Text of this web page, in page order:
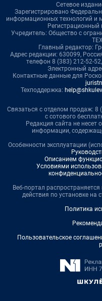
Сетевое
Зарегистрировано
информационных технологий и
Учредитель: Общество с
Главный редактор:
Адрес редакции: 630099,
телефон 8 (383) 212-52-
Электронный
Контактные данные для
Техподдержка:
Связаться с отделом продаж: 8
с сотового
Редакция сайта не несет
информации,
Особенности эксплуатации
Описанием
Условиями
Веб-портал
действия по установке на
Политика
Пользовательское